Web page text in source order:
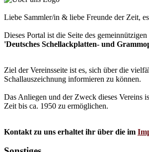
Liebe Sammler/in & liebe Freunde der Zeit,
Dieses Portal ist die Seite des gemeinnützigen
'Deutsches Schellackplatten- und
Ziel der Vereinsseite ist es, sich über die
Schallauszeichnung informieren zu können.
Das Anliegen und der Zweck dieses Vereins
Zeit bis ca. 1950 zu ermöglichen.
Kontakt zu uns erhaltet ihr über die im